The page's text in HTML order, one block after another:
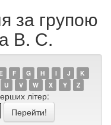
за групою
В. С.
E F G H I J
K
U V W X Y Z
літер: